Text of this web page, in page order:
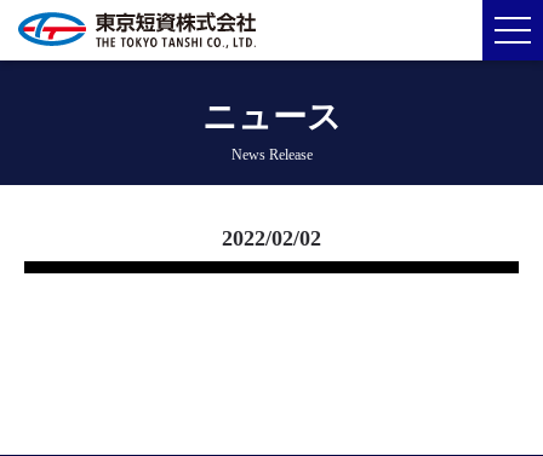
ニュース
News Release
2022/02/02